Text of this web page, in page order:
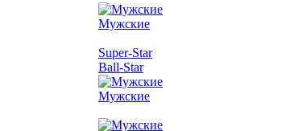
Мужские
Super-Star
Ball-Star
Мужские